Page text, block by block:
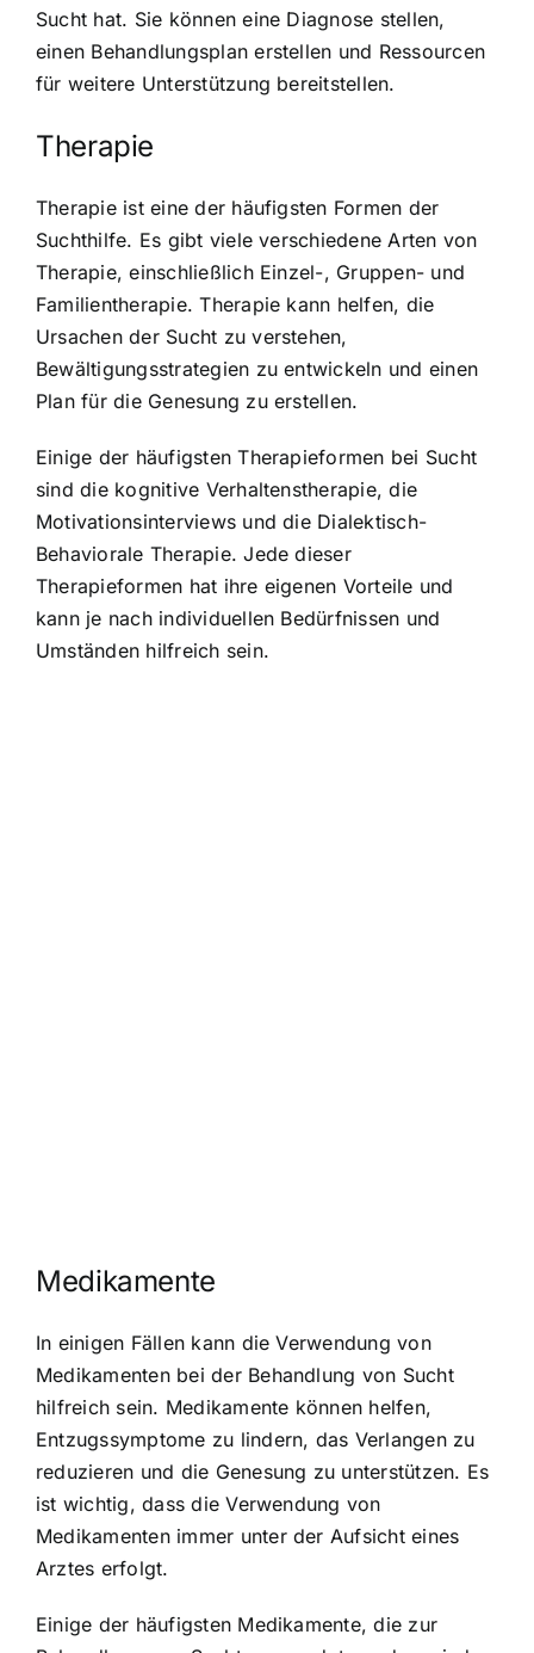
Sucht hat. Sie können eine Diagnose stellen,
einen Behandlungsplan erstellen und Ressourcen
für weitere Unterstützung bereitstellen.
Therapie
Therapie ist eine der häufigsten Formen der
Suchthilfe. Es gibt viele verschiedene Arten von
Therapie, einschließlich Einzel-, Gruppen- und
Familientherapie. Therapie kann helfen, die
Ursachen der Sucht zu verstehen,
Bewältigungsstrategien zu entwickeln und einen
Plan für die Genesung zu erstellen.
Einige der häufigsten Therapieformen bei Sucht
sind die kognitive Verhaltenstherapie, die
Motivationsinterviews und die Dialektisch-
Behaviorale Therapie. Jede dieser
Therapieformen hat ihre eigenen Vorteile und
kann je nach individuellen Bedürfnissen und
Umständen hilfreich sein.
Medikamente
In einigen Fällen kann dieVerwendung von
Medikamenten bei der Behandlung von Sucht
hilfreich sein. Medikamente können helfen,
Entzugssymptome zu lindern, das Verlangen zu
reduzieren und die Genesung zu unterstützen. Es
ist wichtig, dass die Verwendung von
Medikamenten immer unter der Aufsicht eines
Arztes erfolgt.
Einige der häufigsten Medikamente, die zur